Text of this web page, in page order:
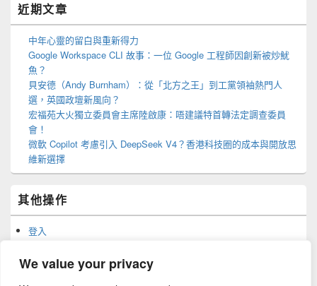
We value your privacy
近期文章
中年心靈的留白與重新得力
Google Workspace CLI 故事：一位 Google 工程師因創新被炒魷
魚？
貝安德（Andy Burnham）：從「北方之王」到工黨領袖熱門人
選，英國政壇新風向？
宏福苑大火獨立委員會主席陸啟康：唔建議特首轉法定調查委員
會！
微軟 Copilot 考慮引入 DeepSeek V4？香港科技圈的成本與開放思
維新選擇
其他操作
登入
訂閱留言的資訊提供
WordPress.org 香港中文